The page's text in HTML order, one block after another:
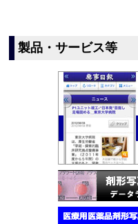
製品・サービス等